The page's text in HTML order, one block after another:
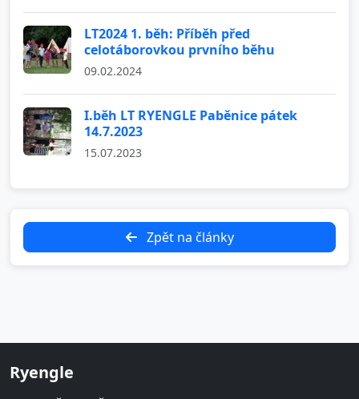
LT2024 1. běh: Příběh před
celotáborovkou prvního běhu
09.02.2024
I.běh LT RYENGLE Paběnice pátek
14.7.2023
15.07.2023
Zpět na články
Ryengle